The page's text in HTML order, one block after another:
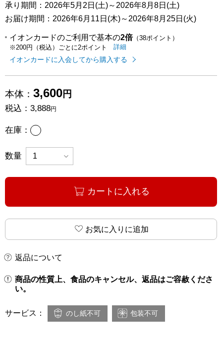
承り期間：2026年5月2日(土)～2026年8月8日(土)
お届け期間：2026年6月11日(木)～2026年8月25日(火)
イオンカードのご利用で基本の2倍（38ポイント）
※200円（税込）ごとに2ポイント
イオンカードのご利用でたまるポイ
詳細
イオンカードに入会してから購入する
本体： 3,600円
税込： 3,888円
在庫： あり
数量
カートに入れる
お気に入りに追加
返品について
商品の性質上、食品のキャンセル、返品はご容赦くださ
い。
サービス： のし紙不可 包装不可